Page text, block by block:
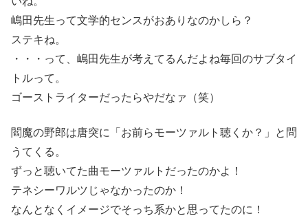
嶋田先生って文学的センスがおありなのかしら？
ステキね。
・・・って、嶋田先生が考えてるんだよね毎回のサブタイ
トルって。
ゴーストライターだったらやだなァ（笑）
閻魔の野郎は唐突に「お前らモーツァルト聴くか？」と問
うてくる。
ずっと聴いてた曲モーツァルトだったのかよ！
テネシーワルツじゃなかったのか！
なんとなくイメージでそっち系かと思ってたのに！